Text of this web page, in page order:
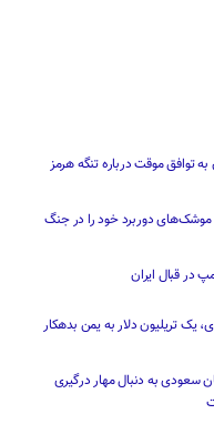
توافق موقت درباره تنگه هرمز
موشک‌های دوربرد خود را در جنگ
در قبال ایران
یک تریلیون دلار به یمن بدهکار
سعودی به دنبال مهار درگیری